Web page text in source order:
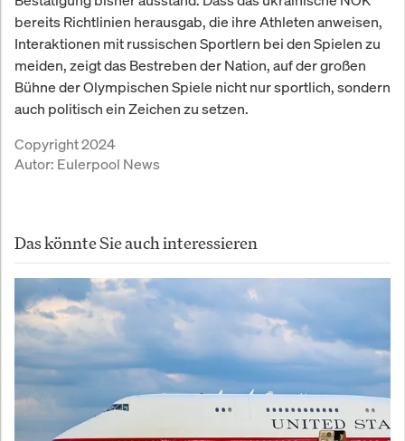
bereits Richtlinien herausgab, die ihre Athleten anweisen,
Interaktionen mit russischen Sportlern bei den Spielen zu
meiden, zeigt das Bestreben der Nation, auf der großen
Bühne der Olympischen Spiele nicht nur sportlich, sondern
auch politisch ein Zeichen zu setzen.
Copyright 2024
Autor: Eulerpool News
Das könnte Sie auch interessieren